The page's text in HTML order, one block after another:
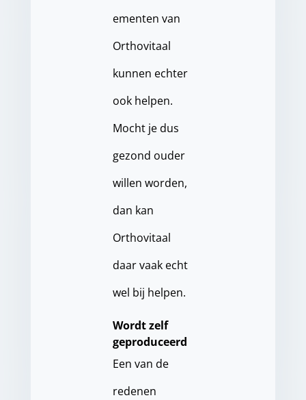
ementen van
Orthovitaal
kunnen echter
ook helpen.
Mocht je dus
gezond ouder
willen worden,
dan kan
Orthovitaal
daar vaak echt
wel bij helpen.
Wordt zelf
geproduceerd
Een van de
redenen